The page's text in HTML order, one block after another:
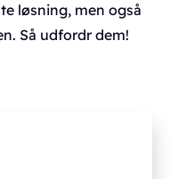
løsning, men også
Så udfordr dem!